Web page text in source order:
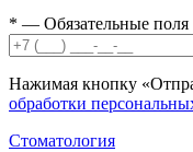
* — Обязательные поля
Нажимая кнопку
обработки
Стоматология